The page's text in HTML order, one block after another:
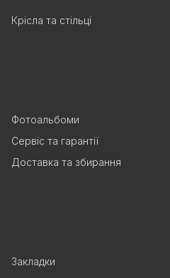
Крісла та стільці
Фотоальбоми
Сервіс та гарантії
Доставка та збирання
Закладки